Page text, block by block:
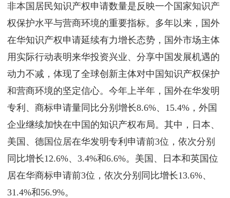
非本国居民知识产权申请数量是反映一个国家知识产
权保护水平与营商环境的重要指标。多年以来，国外
在华知识产权申请延续有力增长态势，国外市场主体
用实际行动表明来华投资兴业、分享中国发展机遇的
动力不减，体现了全球创新主体对中国知识产权保护
和营商环境的坚定信心。今年上半年，国外在华发明
专利、商标申请量同比分别增长8.6%、15.4%，外国
企业继续加快在中国的知识产权布局。其中，日本、
美国、德国位居在华发明专利申请前3位，依次分别
同比增长12.6%、3.4%和6.6%。美国、日本和英国位
居在华商标申请前3位，依次分别同比增长13.6%、
31.4%和56.9%。